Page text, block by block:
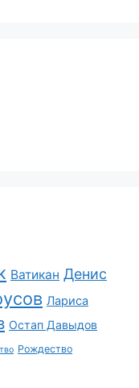
Ватикан Денис
Лариса
Остап Давыдов
Рождество